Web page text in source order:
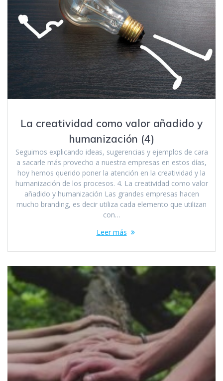
La creatividad como valor añadido y
humanización (4)
Seguimos explicando ideas, sugerencias y ejemplos de cara
a sacarle más provecho a nuestra empresas en estos días,
hoy hemos querido poner la atención en la creatividad y la
humanización de los procesos. 4. La creatividad como valor
añadido y humanización Las grandes empresas hacen
mucho branding, es decir utiliza cada elemento que utilizan
con…
Leer más